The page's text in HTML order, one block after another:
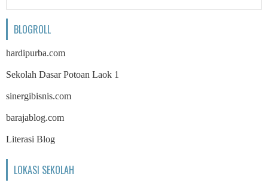
BLOGROLL
hardipurba.com
Sekolah Dasar Potoan Laok 1
sinergibisnis.com
barajablog.com
Literasi Blog
LOKASI SEKOLAH